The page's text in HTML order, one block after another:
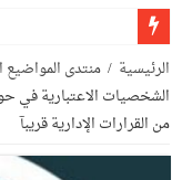
الرئيسية / منتدى المواضيع
الشخصيات الاعتبارية في
من القرارات الإدارية قريبآ